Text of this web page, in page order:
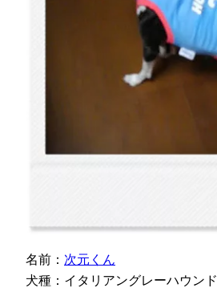
名前： 次元くん
犬種：イタリアングレーハウンド